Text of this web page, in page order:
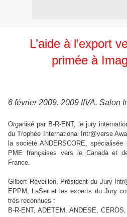
L’aide à l’export
primée à
6 février 2009. 2009 IIVA. Salon
Organisé par B-R-ENT, le jury
du Trophée International Intr@verse
la société ANDERSCORE, spécialisée
PME françaises vers le Canada et
France.
Gilbert Réveillon, Président du Jury
EPPM, LaSer et les experts du Jury
très reconnues :
B-R-ENT, ADETEM, ANDESE,